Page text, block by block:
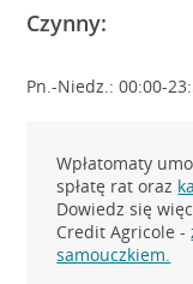
Czynny:
Pn.-Niedz.: 00:00-
Wpłatomaty
spłatę rat oraz
Dowiedz się
Credit Agricole -
samouczkiem.